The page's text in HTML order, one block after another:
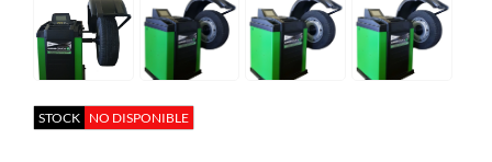
STOCK NO DISPONIBLE